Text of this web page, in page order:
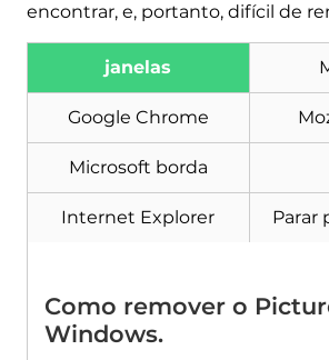
encontrar, e, portanto, difícil de
janelas
Google Chrome
Microsoft borda
Internet Explorer Parar
Como remover o
Windows.
Remoção de
Ferramenta